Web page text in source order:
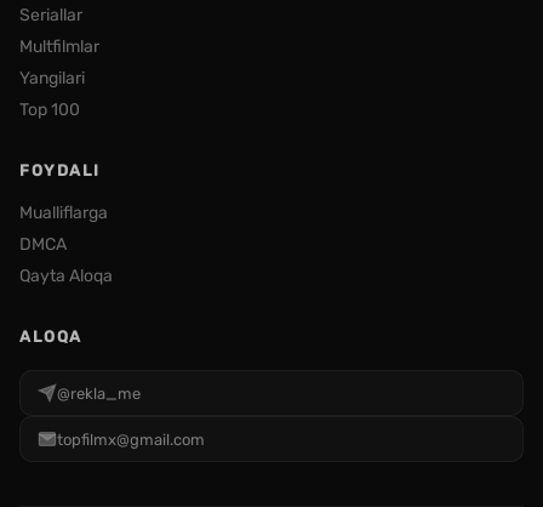
Seriallar
Multfilmlar
Yangilari
Top 100
FOYDALI
Mualliflarga
DMCA
Qayta Aloqa
ALOQA
@rekla_me
topfilmx@gmail.com